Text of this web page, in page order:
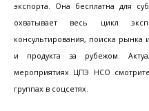
экспорта. Она бесплатна для
охватывает весь цикл
консультирования, поиска
и продукта за рубежом.
мероприятиях ЦПЭ НСО
группах в соцсетях.